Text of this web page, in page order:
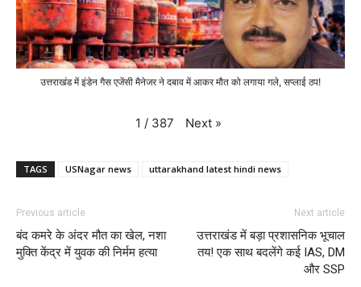
उत्तराखंड में इंडेन गैस एजेंसी मैनेजर ने दबाव में आकर मौत को लगाया गले, सप्लाई ठप!
1 / 387 Next »
TAGS USNagar news uttarakhand latest hindi news
Previous article
बंद कमरे के अंदर मौत का खेल, नशा
मुक्ति केंद्र में युवक की निर्मम हत्या
Next article
उत्तराखंड में बड़ा प्रशासनिक भूचाल
तय! एक साथ बदलेंगे कई IAS, DM
और SSP